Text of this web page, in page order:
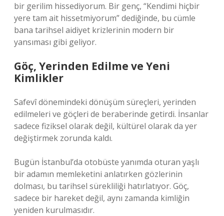
bir gerilim hissediyorum. Bir genç, “Kendimi hiçbir
yere tam ait hissetmiyorum” dediğinde, bu cümle
bana tarihsel aidiyet krizlerinin modern bir
yansıması gibi geliyor.
Göç, Yerinden Edilme ve Yeni
Kimlikler
Safevî dönemindeki dönüşüm süreçleri, yerinden
edilmeleri ve göçleri de beraberinde getirdi. İnsanlar
sadece fiziksel olarak değil, kültürel olarak da yer
değiştirmek zorunda kaldı.
Bugün İstanbul’da otobüste yanımda oturan yaşlı
bir adamın memleketini anlatırken gözlerinin
dolması, bu tarihsel sürekliliği hatırlatıyor. Göç,
sadece bir hareket değil, aynı zamanda kimliğin
yeniden kurulmasıdır.